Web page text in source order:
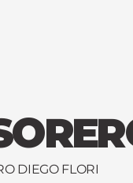
DIEGO FLORI